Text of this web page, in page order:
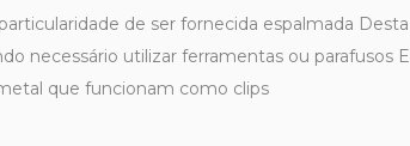
de ser fornecida espalmada
necessário utilizar ferramentas ou parafusos
que funcionam como clips